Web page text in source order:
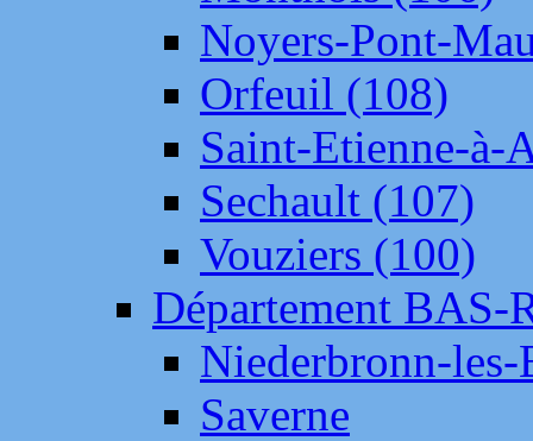
Noyers-Pont-
Orfeuil (108)
Saint-Etienne-à-
Sechault (107)
Vouziers (100)
Département BAS-
Niederbronn-
Saverne